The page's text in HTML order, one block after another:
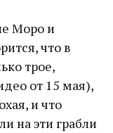
Моро и
что в
трое,
от 15 мая),
и что
на эти грабли